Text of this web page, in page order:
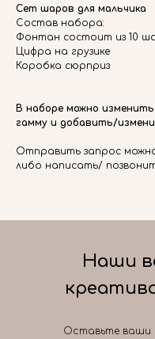
Сет шаров для мальчика
Состав набора:
Фонтан состоит из 10
Цифра на грузике
Коробка сюрприз
В наборе можно
гамму и добавить/
Отправить запрос
либо написать/
Наши
Оставьте ваши